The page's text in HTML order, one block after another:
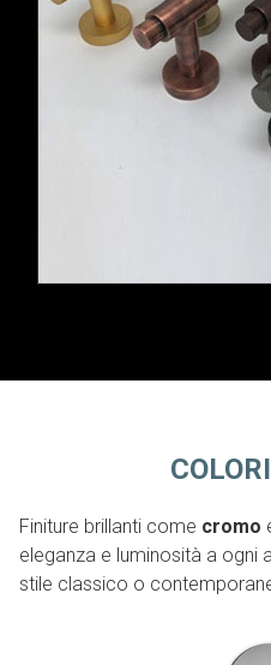
Finiture brillanti come cromo
eleganza e luminosità a ogni
stile classico o